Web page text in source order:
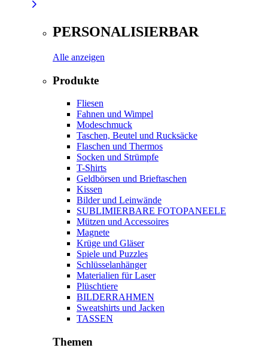
PERSONALISIERBAR
Alle anzeigen
Produkte
Fliesen
Fahnen und Wimpel
Modeschmuck
Taschen, Beutel und Rucksäcke
Flaschen und Thermos
Socken und Strümpfe
T-Shirts
Geldbörsen und Brieftaschen
Kissen
Bilder und Leinwände
SUBLIMIERBARE FOTOPANEELE
Mützen und Accessoires
Magnete
Krüge und Gläser
Spiele und Puzzles
Schlüsselanhänger
Materialien für Laser
Plüschtiere
BILDERRAHMEN
Sweatshirts und Jacken
TASSEN
Themen